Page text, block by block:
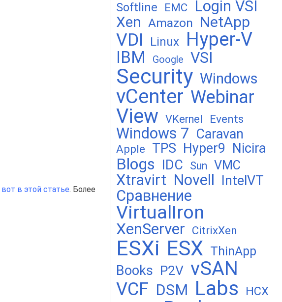
вот в этой статье. Более
Softline EMC
Login VSI
Xen Amazon NetApp
VDI Linux Hyper-V
IBM Google VSI
Security Windows
vCenter Webinar
View VKernel Events
Windows 7 Caravan
Apple TPS Hyper9 Nicira
Blogs IDC Sun VMC
Xtravirt Novell IntelVT
Сравнение
VirtualIron
XenServer CitrixXen
ESXi ESX ThinApp
Books P2V vSAN
VCF DSM Labs HCX